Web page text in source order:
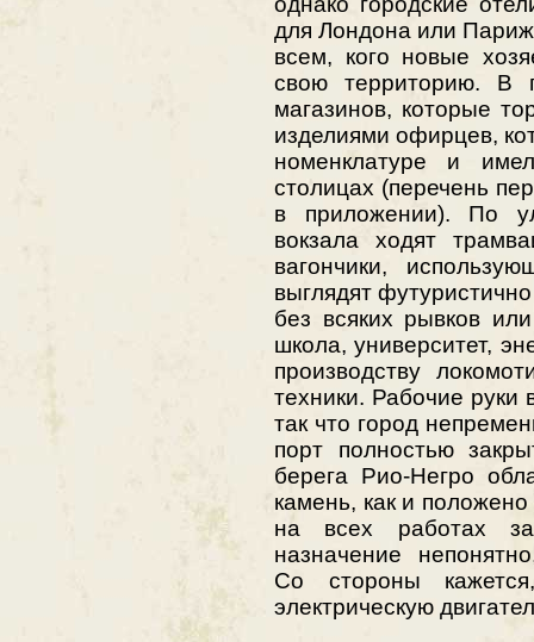
для Лондона или
всем, кого новые
свою территорию. В
магазинов, которые
изделиями офирцев,
номенклатуре и
столицах (перечень
в приложении). По
вокзала ходят
вагончики,
выглядят
без всяких рывков
школа, университет,
производству
техники. Рабочие руки
так что город
порт полностью
берега Рио-Негро
камень, как и
на всех работах
назначение
Со стороны
электрическую